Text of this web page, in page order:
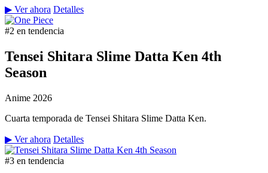
▶ Ver ahora Detalles
#2 en tendencia
Tensei Shitara Slime Datta Ken 4th
Season
Anime 2026
Cuarta temporada de Tensei Shitara Slime Datta Ken.
▶ Ver ahora Detalles
#3 en tendencia